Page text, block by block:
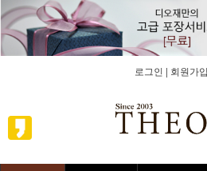
로그인 | 회원가입